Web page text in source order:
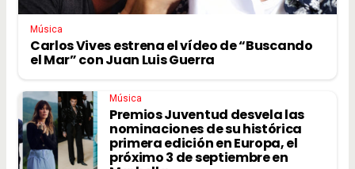
Música
Carlos Vives estrena el vídeo de “Buscando
el Mar” con Juan Luis Guerra
Música
Premios Juventud desvela las
nominaciones de su histórica
primera edición en Europa, el
próximo 3 de septiembre en